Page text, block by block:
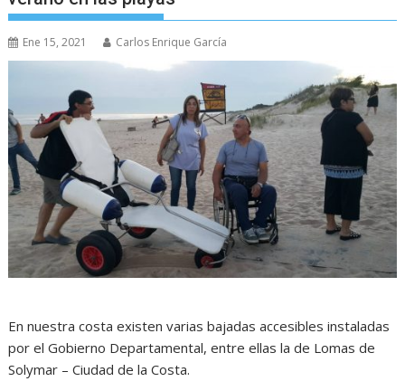
Ene 15, 2021 Carlos Enrique García
En nuestra costa existen varias bajadas accesibles instaladas
por el Gobierno Departamental, entre ellas la de Lomas de
Solymar – Ciudad de la Costa.